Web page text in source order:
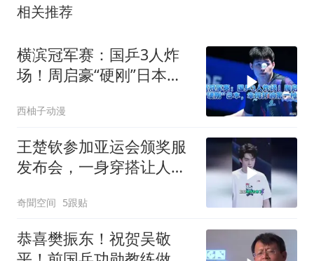
相关推荐
横滨冠军赛：国乒3人炸
场！周启豪“硬刚”日本，
西柚子动漫
王楚钦参加亚运会颁奖服
发布会，一身穿搭让人眼
奇聞空间 5跟贴
恭喜樊振东！祝贺吴敬